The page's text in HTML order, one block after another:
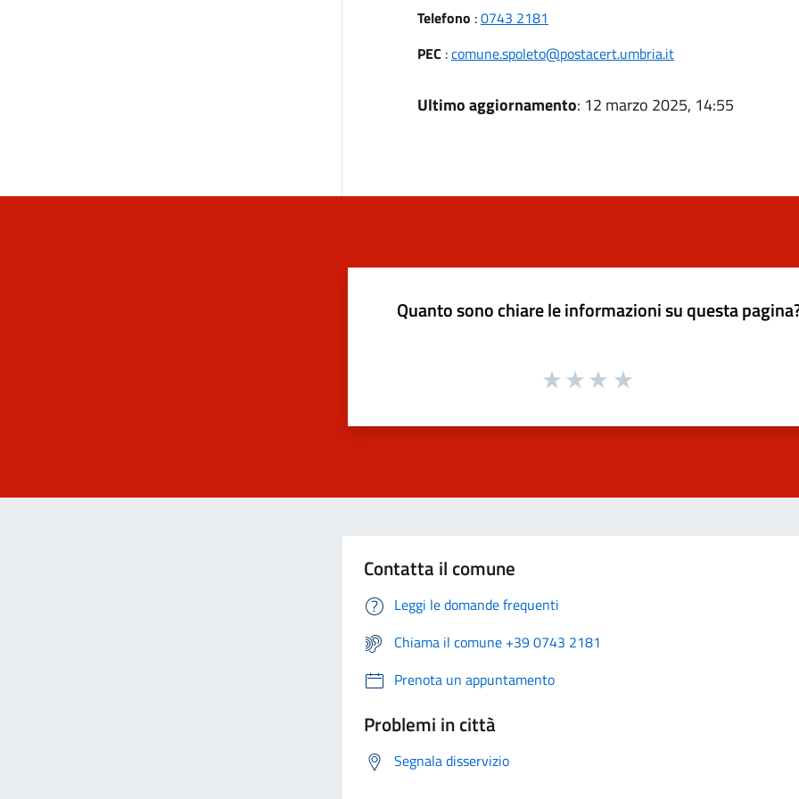
Telefono :0743 2181
PEC :comune.spoleto@postacert.umbria.it
Ultimo aggiornamento: 12 marzo 2025, 14:55
Quanto sono chiare le informazioni su questa
Contatta il comune
Leggi le domande frequenti
Chiama il comune +39 0743 2181
Prenota un appuntamento
Problemi in città
Segnala disservizio